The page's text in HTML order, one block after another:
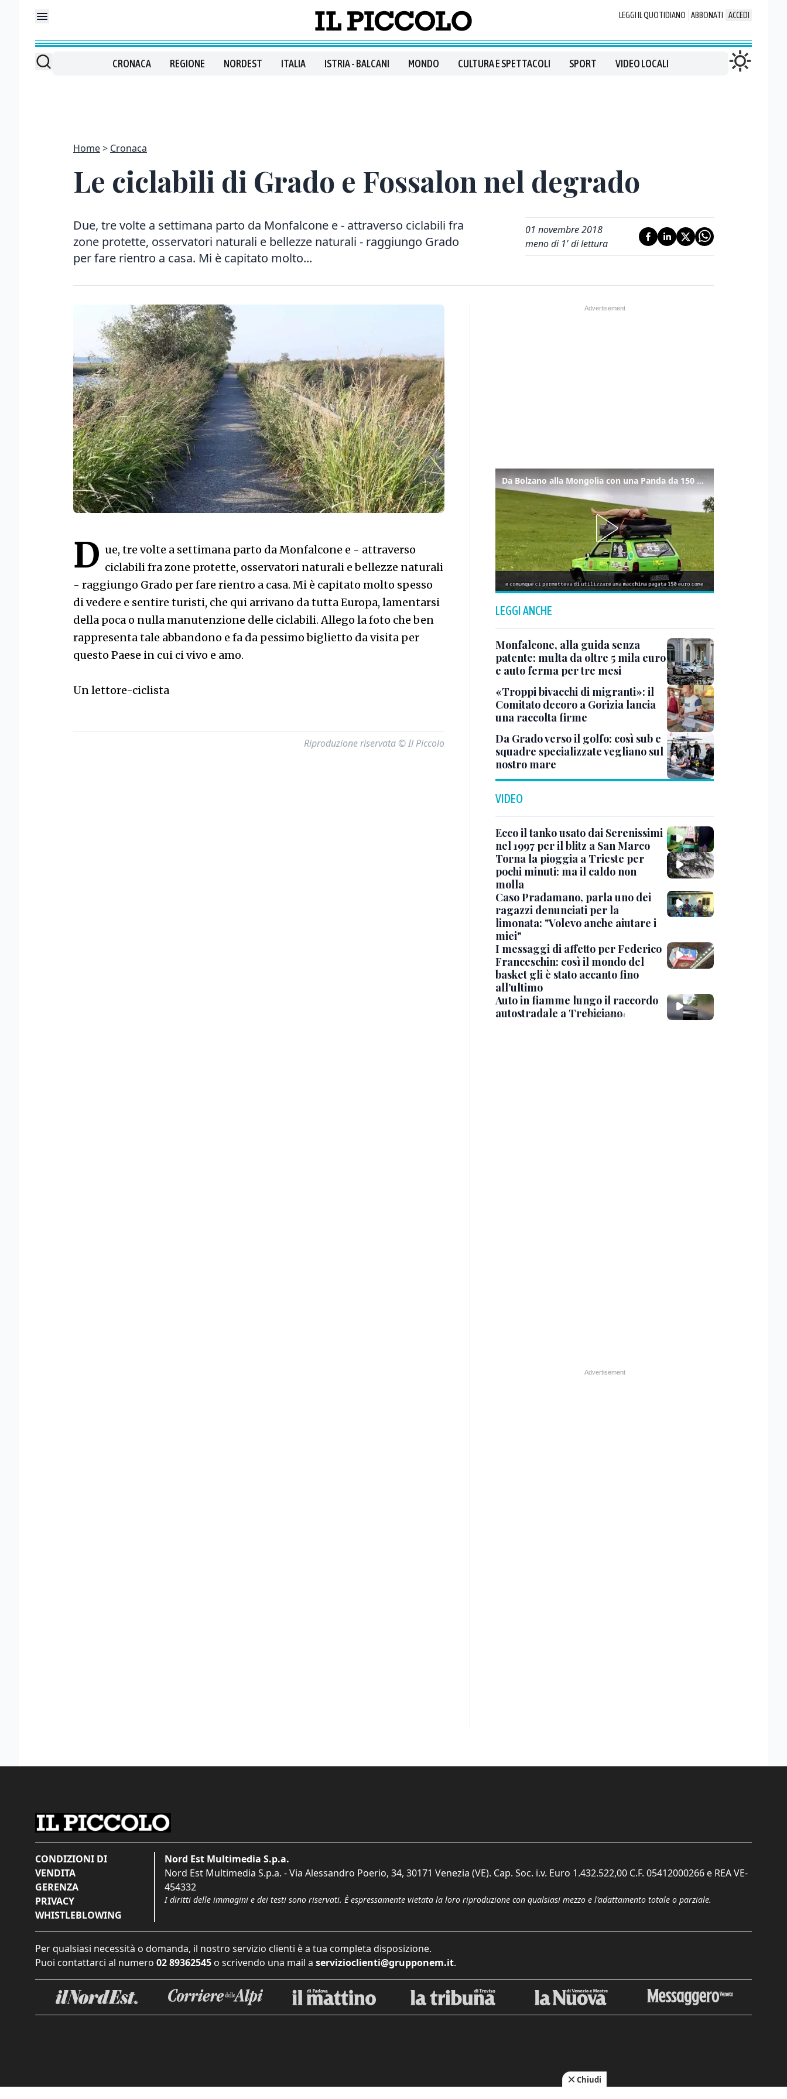
LEGGI IL QUOTIDIANO ABBONATI ACCEDI
CRONACA REGIONE NORDEST ITALIA ISTRIA - BALCANI MONDO CULTURA E SPETTACOLI SPORT VIDEO LOCALI
Home Cronaca
Le ciclabili di Grado e Fossalon nel degrado
Due, tre volte a settimana parto da Monfalcone e - attraverso ciclabili fra
zone protette, osservatori naturali e bellezze naturali - raggiungo Grado
per fare rientro a casa. Mi è capitato molto...
01 novembre 2018
meno di 1' di lettura
D ue, tre volte a settimana parto da Monfalcone e - attraverso
ciclabili fra zone protette, osservatori naturali e bellezze naturali
- raggiungo Grado per fare rientro a casa. Mi è capitato molto spesso
di vedere e sentire turisti, che qui arrivano da tutta Europa, lamentarsi
della poca o nulla manutenzione delle ciclabili. Allego la foto che ben
rappresenta tale abbandono e fa da pessimo biglietto da visita per
questo Paese in cui ci vivo e amo.
Un lettore-ciclista
Riproduzione riservata © Il Piccolo
Da Bolzano alla Mongolia con una Panda da 150 euro
LEGGI ANCHE
Monfalcone, alla guida senza
patente: multa da oltre 5 mila euro
e auto ferma per tre mesi
«Troppi bivacchi di migranti»: il
Comitato decoro a Gorizia lancia
una raccolta firme
Da Grado verso il golfo: così sub e
squadre specializzate vegliano sul
nostro mare
VIDEO
Ecco il tanko usato dai Serenissimi
nel 1997 per il blitz a San Marco
Torna la pioggia a Trieste per
pochi minuti: ma il caldo non
molla
Caso Pradamano, parla uno dei
ragazzi denunciati per la
limonata: "Volevo anche aiutare i
miei"
I messaggi di affetto per Federico
Franceschin: così il mondo del
basket gli è stato accanto fino
all’ultimo
Auto in fiamme lungo il raccordo
autostradale a Trebiciano
CONDIZIONI DI
VENDITA
GERENZA
PRIVACY
WHISTLEBLOWING
Nord Est Multimedia S.p.a.
Nord Est Multimedia S.p.a. - Via Alessandro Poerio, 34, 30171 Venezia (VE). Cap. Soc. i.v. Euro 1.432.522,00 C.F. 05412000266 e REA VE-
454332
I diritti delle immagini e dei testi sono riservati. È espressamente vietata la loro riproduzione con qualsiasi mezzo e l'adattamento totale o parziale.
Per qualsiasi necessità o domanda, il nostro servizio clienti è a tua completa disposizione.
Puoi contattarci al numero 02 89362545 o scrivendo una mail a servizioclienti@grupponem.it.
Chiudi